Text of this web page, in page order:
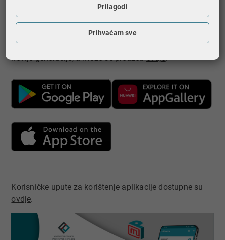
App Store-u, a može se preuzeti
Također, aplikacija je dostupna je i na AppGallery
platformi koju podržavaju Huawei mobilni uređaji
novije generacije, a može se preuzetiovdje.
Korisničke upute za korištenje aplikacije dostupne su
ovdje​.
Prilagodi
Prihvaćam sve